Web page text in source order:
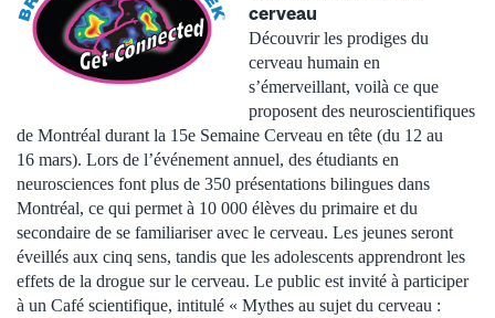
cerveau
Découvrir les prodiges du
cerveau humain en
s’émerveillant, voilà ce que
proposent des neuroscientifiques
de Montréal durant la 15e Semaine Cerveau en tête (du 12 au
16 mars). Lors de l’événement annuel, des étudiants en
neurosciences font plus de 350 présentations bilingues dans
Montréal, ce qui permet à 10 000 élèves du primaire et du
secondaire de se familiariser avec le cerveau. Les jeunes seront
éveillés aux cinq sens, tandis que les adolescents apprendront les
effets de la drogue sur le cerveau. Le public est invité à participer
à un Café scientifique, intitulé « Mythes au sujet du cerveau :